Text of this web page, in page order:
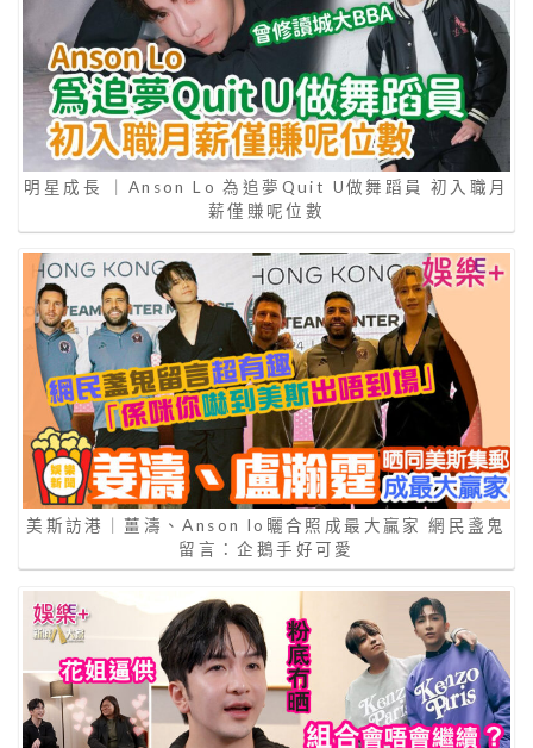
明星成長 ｜Anson Lo 為追夢Quit U做舞蹈員 初入職月
薪僅賺呢位數
美斯訪港｜薑濤、Anson lo曬合照成最大贏家 網民盞鬼
留言：企鵝手好可愛